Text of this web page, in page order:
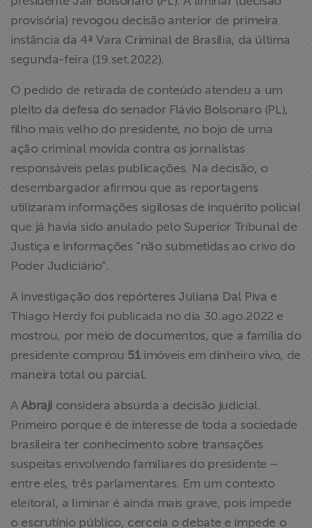
Assine a nossa
newsletter
provisória) revogou decisão anterior de primeira
instância da 4ª Vara Criminal de Brasília, da última
segunda-feira (19.set.2022).
O pedido de retirada de conteúdo atendeu a um
pleito da defesa do senador Flávio Bolsonaro (PL),
filho mais velho do presidente, no bojo de uma
ação criminal movida contra os jornalistas
responsáveis pelas publicações. Na decisão, o
desembargador afirmou que as reportagens
utilizaram informações sigilosas de inquérito policial
que já havia sido anulado pelo Superior Tribunal de
Justiça e informações “não submetidas ao crivo do
Poder Judiciário”.
A investigação dos repórteres Juliana Dal Piva e
Thiago Herdy foi publicada no dia 30.ago.2022 e
mostrou, por meio de documentos, que a família do
presidente comprou 51 imóveis em dinheiro vivo, de
maneira total ou parcial.
AAbraji considera absurda a decisão judicial.
Primeiro porque é de interesse de toda a sociedade
brasileira ter conhecimento sobre transações
suspeitas envolvendo familiares do presidente –
entre eles, três parlamentares. Em um contexto
eleitoral, a liminar é ainda mais grave, pois impede
o escrutínio público, cerceia o debate e impede o